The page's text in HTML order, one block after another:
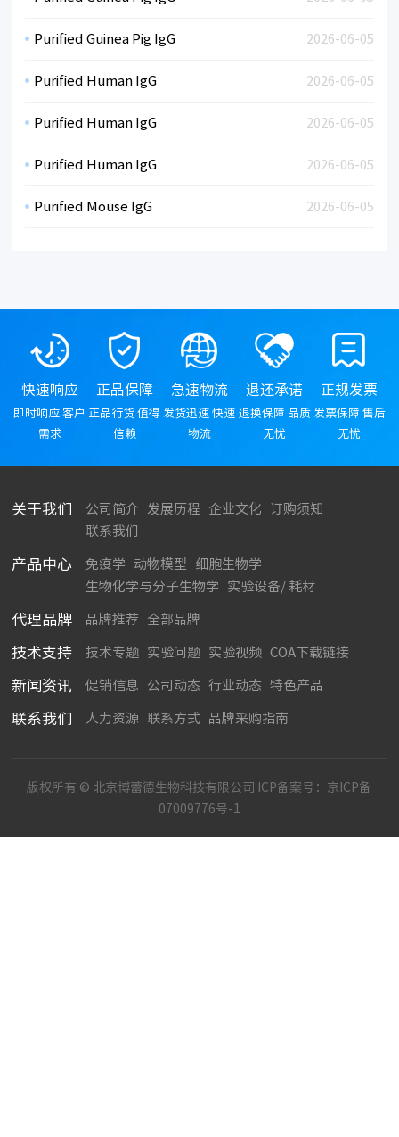
2026-06-05
Purified Guinea Pig IgG
2026-06-05
Purified Human IgG
2026-06-05
Purified Human IgG
2026-06-05
Purified Human IgG
2026-06-05
Purified Mouse IgG
快速响应
即时响应 客户
需求
正品保障
正品行货 值得
信赖
急速物流
发货迅速 快速
物流
退还承诺
退换保障 品质
无忧
正规发票
发票保障 售后
无忧
关于我们 公司简介 发展历程 企业文化
订购须知
联系我们
产品中心 免疫学 动物模型
细胞生物学
生物化学与分子生物学
实验设备/ 耗材
代理品牌 品牌推荐 全部品牌
技术支持 技术专题 实验问题 实验视频 COA下载链接
新闻资讯 促销信息 公司动态 行业动态 特色产品
联系我们 人力资源 联系方式 品牌采购指南
版权所有 © 北京博蕾德生物科技有限公司 ICP备案号： 京ICP备
07009776号-1